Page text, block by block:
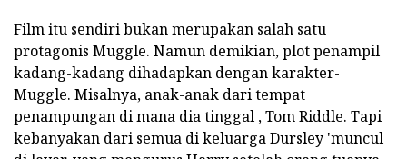
Film itu sendiri bukan merupakan salah satu
protagonis Muggle. Namun demikian, plot penampil
kadang-kadang dihadapkan dengan karakter-
Muggle. Misalnya, anak-anak dari tempat
penampungan di mana dia tinggal , Tom Riddle. Tapi
kebanyakan dari semua di keluarga Dursley 'muncul